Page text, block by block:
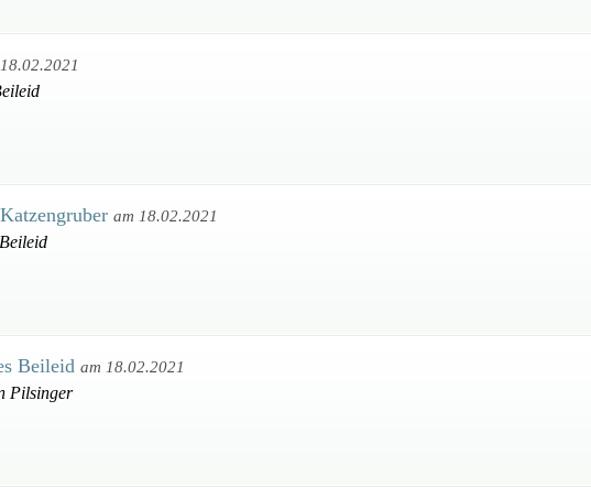
am 18.02.2021
Beileid am 18.02.2021
Pilsinger